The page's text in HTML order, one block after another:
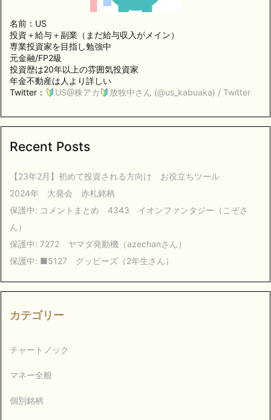
名前：US
投資＋給与＋副業（まだ給与収入がメイン）
専業投資家を目指し勉強中
元金融/FP2級
投資歴は20年以上の雰囲気投資家
年金不動産は人より詳しい
Twitter：
US@株アカ 放牧中さん (@us_kabuaka) / Twitter
Recent Posts
【23年2月】初めて投資される方向け お役立ちツール
2024年 大発会 赤札銘柄
保護中: コメントまとめ 4343 イオンファンタジー（こぞさ
ん）
保護中: 7272 ヤマダ発動機（azechanさん）
保護中: ■5127 グッピーズ（2年生さん）
カテゴリー
チャートノック
マネー全般
個別銘柄